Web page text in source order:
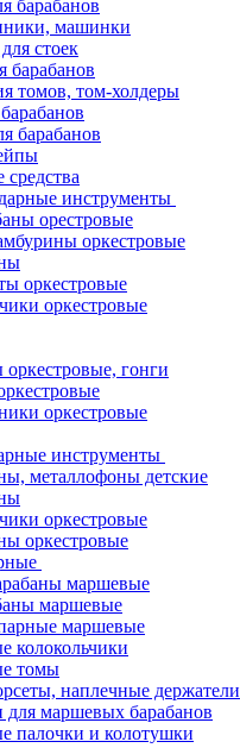
барабанов
машинки
стоек
барабанов
томов, том-холдеры
барабанов
инструменты
орестровые
оркестровые
оркестровые
оркестровые
гонги
оркестровые
инструменты
металлофоны детские
оркестровые
оркестровые
маршевые
маршевые
маршевые
колокольчики
томы
наплечные держатели
для маршевых барабанов
палочки и колотушки